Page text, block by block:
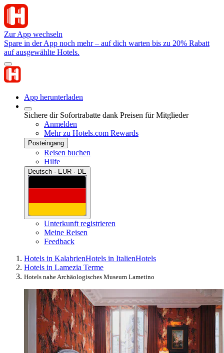
Zur App wechseln
Spare in der App noch mehr – auf dich warten bis zu 20% Rabatt
auf ausgewählte Hotels.
App herunterladen
Sichere dir Sofortrabatte dank Preisen für Mitglieder
Anmelden
Mehr zu Hotels.com Rewards
Posteingang
Reisen buchen
Hilfe
Deutsch · EUR · DE
Unterkunft registrieren
Meine Reisen
Feedback
Hotels in KalabrienHotels in ItalienHotels
Hotels in Lamezia Terme
Hotels nahe Archäologisches Museum Lametino